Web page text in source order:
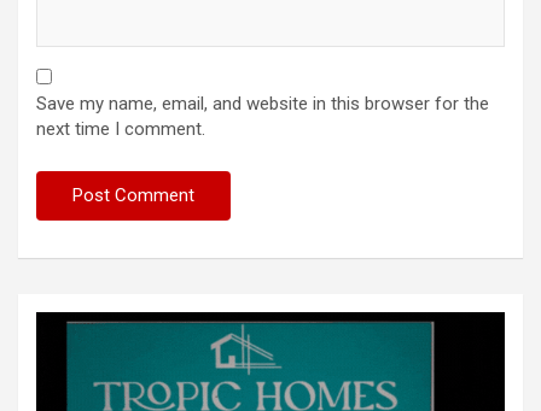
Save my name, email, and website in this browser for the
next time I comment.